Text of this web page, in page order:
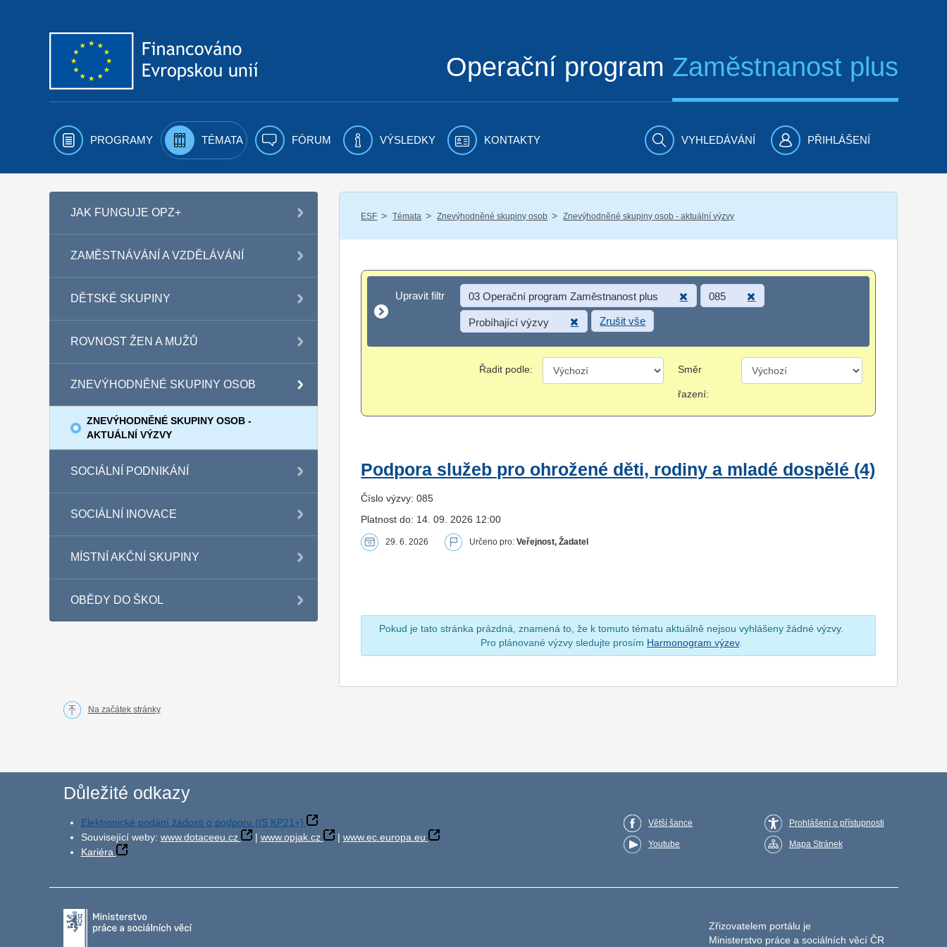
Operační program Zaměstnanost plus
PROGRAMY TÉMATA FÓRUM VÝSLEDKY KONTAKTY VYHLEDÁVÁNÍ PŘIHLÁŠENÍ
JAK FUNGUJE OPZ+
ZAMĚSTNÁVÁNÍ A VZDĚLÁVÁNÍ
DĚTSKÉ SKUPINY
ROVNOST ŽEN A MUŽŮ
ZNEVÝHODNĚNÉ SKUPINY OSOB
ZNEVÝHODNĚNÉ SKUPINY OSOB -
AKTUÁLNÍ VÝZVY
SOCIÁLNÍ PODNIKÁNÍ
SOCIÁLNÍ INOVACE
MÍSTNÍ AKČNÍ SKUPINY
OBĚDY DO ŠKOL
ESF / Témata / Znevýhodněné skupiny osob / Znevýhodněné skupiny osob - aktuální výzvy
Upravit filtr
Upravit filtr 03 Operační program Zaměstnanost plus 085
Probíhající výzvy Zrušit vše
Řadit podle: Směr
řazení:
Podpora služeb pro ohrožené děti, rodiny a mladé dospělé (4)
Číslo výzvy: 085
Platnost do: 14. 09. 2026 12:00
29. 6. 2026 Určeno pro:Veřejnost, Žadatel
Pokud je tato stránka prázdná, znamená to, že k tomuto tématu aktuálně nejsou vyhlášeny žádné výzvy.
Pro plánované výzvy sledujte prosím Harmonogram výzev.
Na začátek stránky
Důležité odkazy
Elektronické podání žádosti o podporu (IS KP21+)
Související weby: www.dotaceeu.cz | www.opjak.cz | www.ec.europa.eu
Kariéra
Větší šance
Youtube
Prohlášení o přístupnosti
Mapa Stránek
Zřizovatelem portálu je
Ministerstvo práce a sociálních věcí ČR